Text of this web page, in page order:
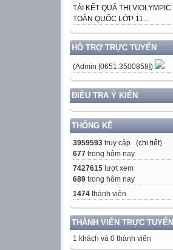
TẢI KẾT QUẢ THI VIOLYMPIC
TOÀN QUỐC LỚP 11...
HỖ TRỢ TRỰC TUYẾN
(Admin [0651.3500858])
ĐIỀU TRA Ý KIẾN
THỐNG KÊ
3959593 truy cập (chi tiết)
677 trong hôm nay
7427615 lượt xem
689 trong hôm nay
1474 thành viên
THÀNH VIÊN TRỰC TUYẾN
1 khách và 0 thành viên